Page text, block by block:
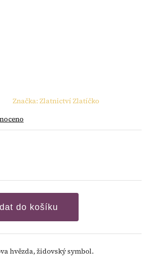
Značka: Zlatnictví Zlatíčko
do košíku
hvězda, židovský symbol.